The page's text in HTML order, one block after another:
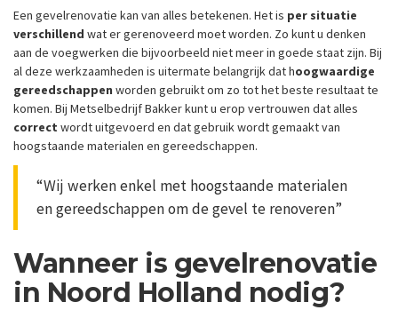
Een gevelrenovatie kan van alles betekenen. Het is per situatie
verschillend wat er gerenoveerd moet worden. Zo kunt u denken
aan de voegwerken die bijvoorbeeld niet meer in goede staat zijn. Bij
al deze werkzaamheden is uitermate belangrijk dat hoogwaardige
gereedschappen worden gebruikt om zo tot het beste resultaat te
komen. Bij Metselbedrijf Bakker kunt u erop vertrouwen dat alles
correct wordt uitgevoerd en dat gebruik wordt gemaakt van
hoogstaande materialen en gereedschappen.
“Wij werken enkel met hoogstaande materialen
en gereedschappen om de gevel te renoveren”
Wanneer is gevelrenovatie
in Noord Holland nodig?